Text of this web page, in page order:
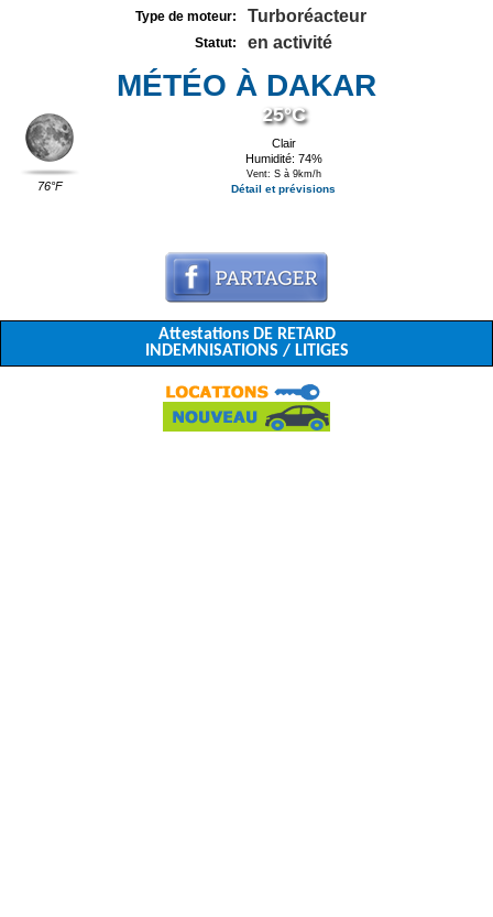
Type de moteur: Turboréacteur
Statut: en activité
MÉTÉO À DAKAR
76°F
25°C
Clair
Humidité: 74%
Vent: S à 9km/h
Détail et prévisions
Attestations DE RETARD
INDEMNISATIONS / LITIGES